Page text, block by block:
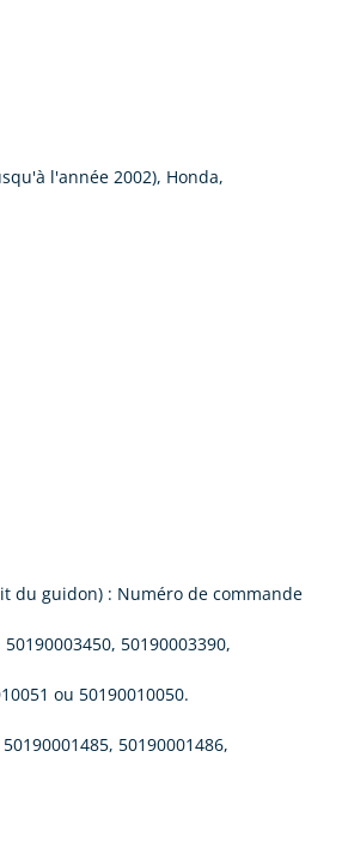
l'année 2002), Honda,
du guidon) : Numéro de commande
50190003390,
ou 50190010050.
50190001486,